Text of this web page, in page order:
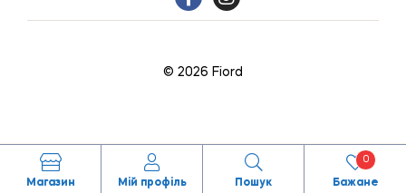
© 2026 Fiord
Магазин Мій профіль Пошук Бажане
0